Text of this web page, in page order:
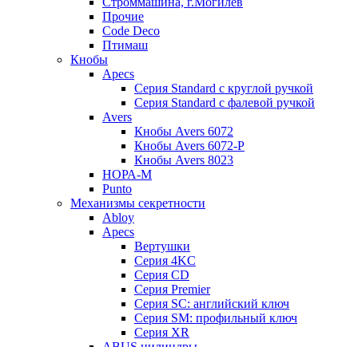
Прочие
Code Deco
Птимаш
Кнобы
Apecs
Серия Standard с круглой ручкой
Серия Standard с фалевой ручкой
Avers
Кнобы Avers 6072
Кнобы Avers 6072-P
Кнобы Avers 8023
НОРА-М
Punto
Механизмы секретности
Abloy
Apecs
Вертушки
Серия 4KC
Серия CD
Серия Premier
Серия SC: английский ключ
Серия SM: профильный ключ
Серия XR